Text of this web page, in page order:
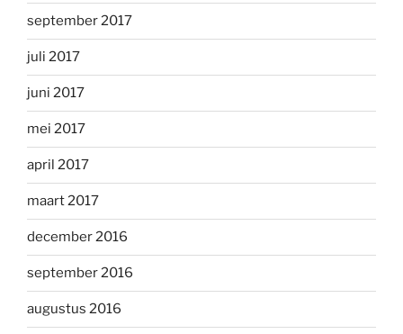
september 2017
juli 2017
juni 2017
mei 2017
april 2017
maart 2017
december 2016
september 2016
augustus 2016